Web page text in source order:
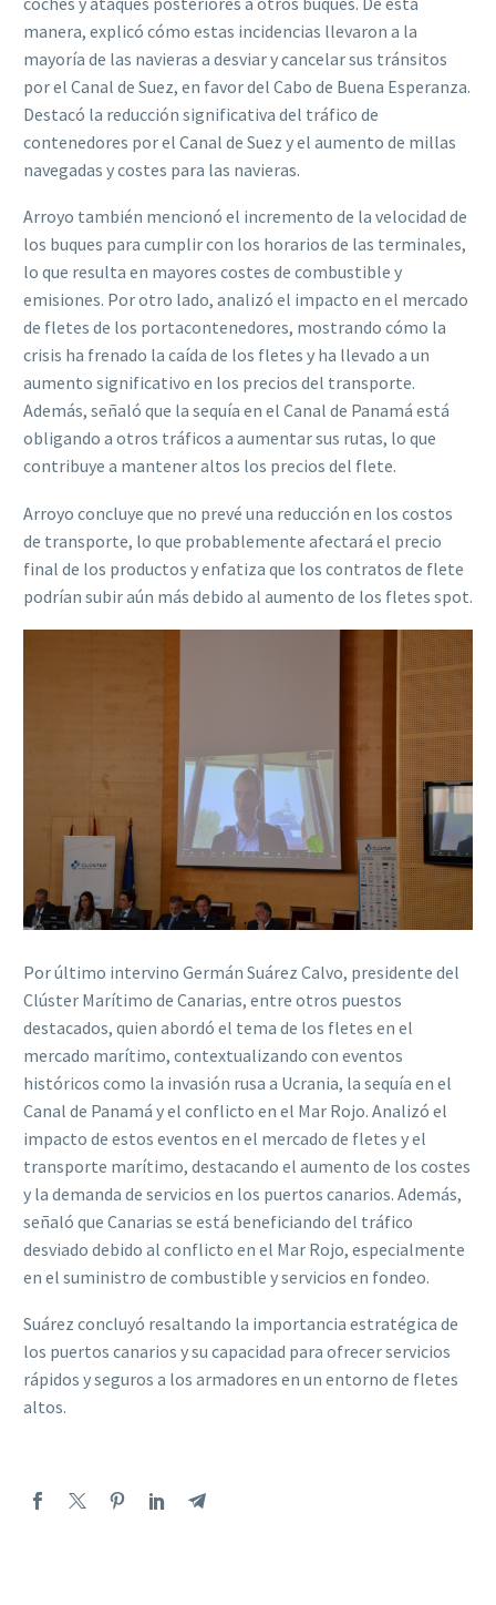
manera, explicó cómo estas incidencias llevaron a la
mayoría de las navieras a desviar y cancelar sus tránsitos
por el Canal de Suez, en favor del Cabo de Buena Esperanza.
Destacó la reducción significativa del tráfico de
contenedores por el Canal de Suez y el aumento de millas
navegadas y costes para las navieras.
Arroyo también mencionó el incremento de la velocidad de
los buques para cumplir con los horarios de las terminales,
lo que resulta en mayores costes de combustible y
emisiones. Por otro lado, analizó el impacto en el mercado
de fletes de los portacontenedores, mostrando cómo la
crisis ha frenado la caída de los fletes y ha llevado a un
aumento significativo en los precios del transporte.
Además, señaló que la sequía en el Canal de Panamá está
obligando a otros tráficos a aumentar sus rutas, lo que
contribuye a mantener altos los precios del flete.
Arroyo concluye que no prevé una reducción en los costos
de transporte, lo que probablemente afectará el precio
final de los productos y enfatiza que los contratos de flete
podrían subir aún más debido al aumento de los fletes spot.
Por último intervino Germán Suárez Calvo, presidente del
Clúster Marítimo de Canarias, entre otros puestos
destacados, quien abordó el tema de los fletes en el
mercado marítimo, contextualizando con eventos
históricos como la invasión rusa a Ucrania, la sequía en el
Canal de Panamá y el conflicto en el Mar Rojo. Analizó el
impacto de estos eventos en el mercado de fletes y el
transporte marítimo, destacando el aumento de los costes
y la demanda de servicios en los puertos canarios. Además,
señaló que Canarias se está beneficiando del tráfico
desviado debido al conflicto en el Mar Rojo, especialmente
en el suministro de combustible y servicios en fondeo.
Suárez concluyó resaltando la importancia estratégica de
los puertos canarios y su capacidad para ofrecer servicios
rápidos y seguros a los armadores en un entorno de fletes
altos.